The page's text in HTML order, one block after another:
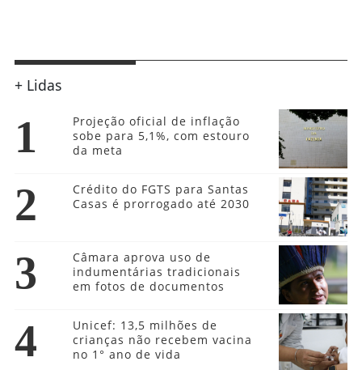
+ Lidas
1
Projeção oficial de inflação
sobe para 5,1%, com estouro
da meta
2
Crédito do FGTS para Santas
Casas é prorrogado até 2030
3
Câmara aprova uso de
indumentárias tradicionais
em fotos de documentos
4
Unicef: 13,5 milhões de
crianças não recebem vacina
no 1° ano de vida